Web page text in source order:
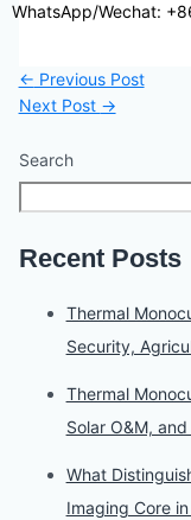
WhatsApp/Wechat:
← Previous Post
Next Post →
Search
Recent Posts
Thermal
Security,
Thermal
Solar O&M,
What
Imaging Core